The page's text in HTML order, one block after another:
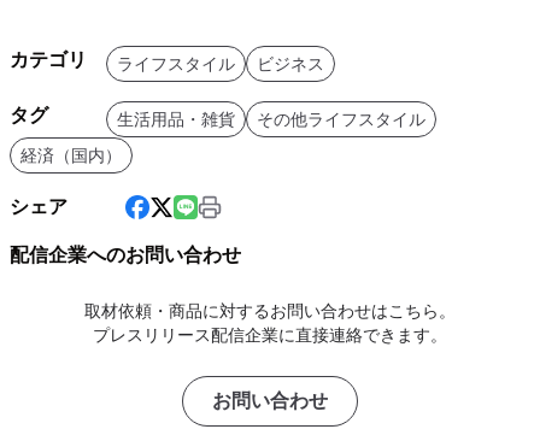
カテゴリ ライフスタイル ビジネス
タグ 生活用品・雑貨
その他ライフスタイル
経済（国内）
シェア
配信企業へのお問い合わせ
取材依頼・商品に対するお問い合わせはこちら。
プレスリリース配信企業に直接連絡できます。
お問い合わせ